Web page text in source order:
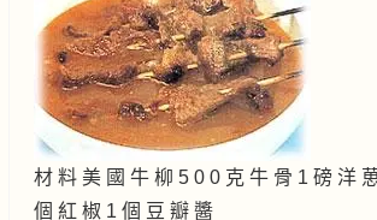
材 料 美 國 牛 柳 5 0 0 克 牛 骨 1 磅 洋
個 紅 椒 1 個 豆 瓣 醬